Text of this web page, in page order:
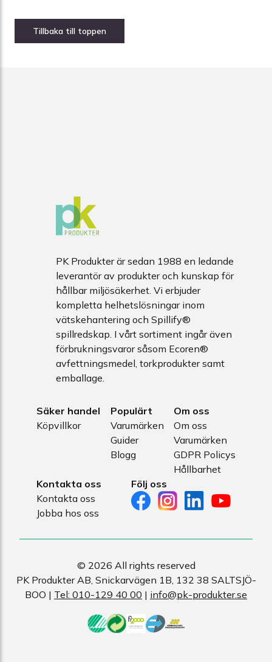
PK Produkter är sedan 1988 en ledande
leverantör av produkter och kunskap för
hållbar miljösäkerhet. Vi erbjuder
kompletta helhetslösningar inom
vätskehantering och Spillify®
spillredskap. I vårt sortiment ingår även
förbrukningsvaror såsom Ecoren®
avfettningsmedel, torkprodukter samt
emballage.
Säker handel
Köpvillkor
Populärt
Varumärken
Guider
Blogg
Om oss
Om oss
Varumärken
GDPR Policys
Hållbarhet
Kontakta oss
Kontakta oss
Jobba hos oss
Följ oss
© 2026 All rights reserved
PK Produkter AB, Snickarvägen 1B, 132 38 SALTSJÖ-
BOO | Tel: 010-129 40 00 | info@pk-produkter.se